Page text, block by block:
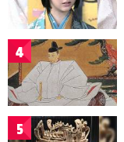
4
5